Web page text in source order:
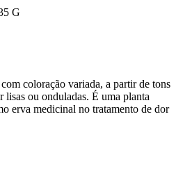
G
coloração variada, a partir de tons
lisas ou onduladas. É uma planta
erva medicinal no tratamento de dor